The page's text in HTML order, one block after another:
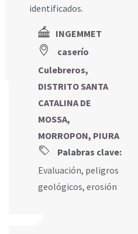
identificados.
INGEMMET
caserío
Culebreros,
DISTRITO SANTA
CATALINA DE
MOSSA,
MORROPON, PIURA
Palabras clave:
Evaluación, peligros
geológicos, erosión